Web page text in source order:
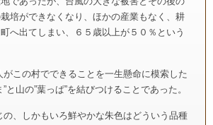
培ができなくなり、ほかの産業もなく、耕
へ出てしまい、６５歳以上が５０％という
この村でできることを一生懸命に模索した
と山の”葉っぱ”を結びつけることであった。
、しかもいろ鮮やかな朱色はどういう品種